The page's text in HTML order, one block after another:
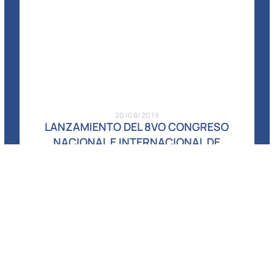
20/08/2019
LANZAMIENTO DEL 8VO CONGRESO
NACIONAL E INTERNACIONAL DE